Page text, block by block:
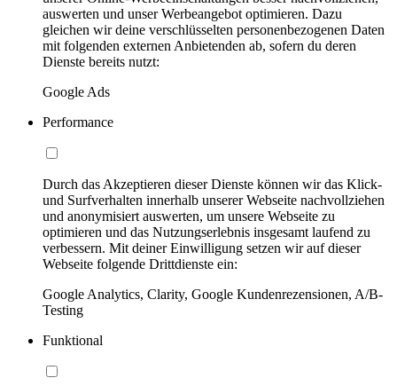
auswerten und unser Werbeangebot optimieren. Dazu
gleichen wir deine verschlüsselten personenbezogenen Daten
mit folgenden externen Anbietenden ab, sofern du deren
Dienste bereits nutzt:
Google Ads
Performance
Durch das Akzeptieren dieser Dienste können wir das Klick-
und Surfverhalten innerhalb unserer Webseite nachvollziehen
und anonymisiert auswerten, um unsere Webseite zu
optimieren und das Nutzungserlebnis insgesamt laufend zu
verbessern. Mit deiner Einwilligung setzen wir auf dieser
Webseite folgende Drittdienste ein:
Google Analytics, Clarity, Google Kundenrezensionen, A/B-
Testing
Funktional